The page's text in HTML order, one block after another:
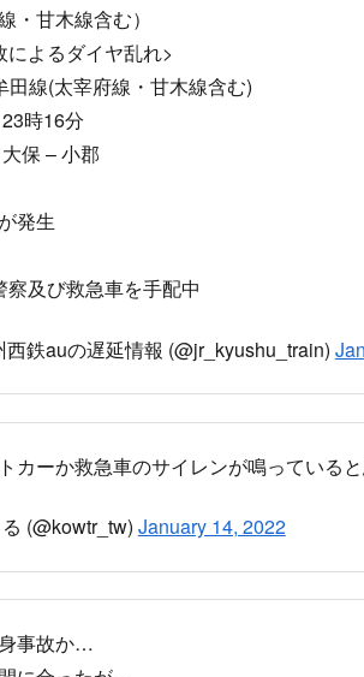
13時21分頃 西鉄天神大牟田
事故の影響で、西鉄二日市
予定らしい。
牟田線